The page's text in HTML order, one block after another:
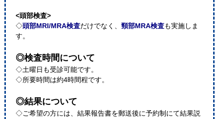
<頭部検査>
◇頭部MRI/MRA検査だけでなく、 頸部MRA検査も実施しま
す。
◎検査時間について
◇土曜日も受診可能です。
◇所要時間は約4時間程です。
◎結果について
◇ご希望の方には、結果報告書を郵送後に予約制にて結果説